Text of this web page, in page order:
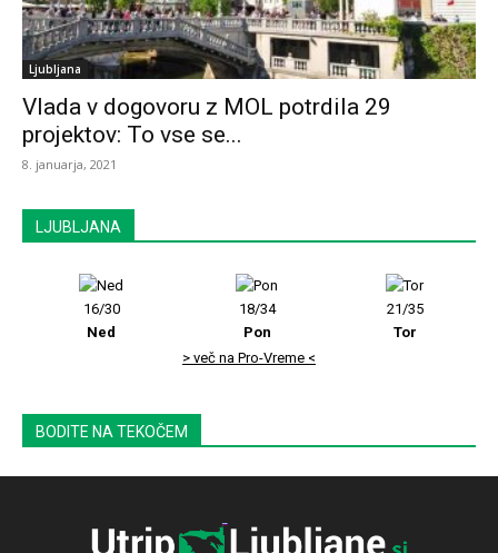
Ljubljana
Vlada v dogovoru z MOL potrdila 29
projektov: To vse se...
8. januarja, 2021
LJUBLJANA
16/30
Ned
18/34
Pon
21/35
Tor
> več na Pro-Vreme <
BODITE NA TEKOČEM